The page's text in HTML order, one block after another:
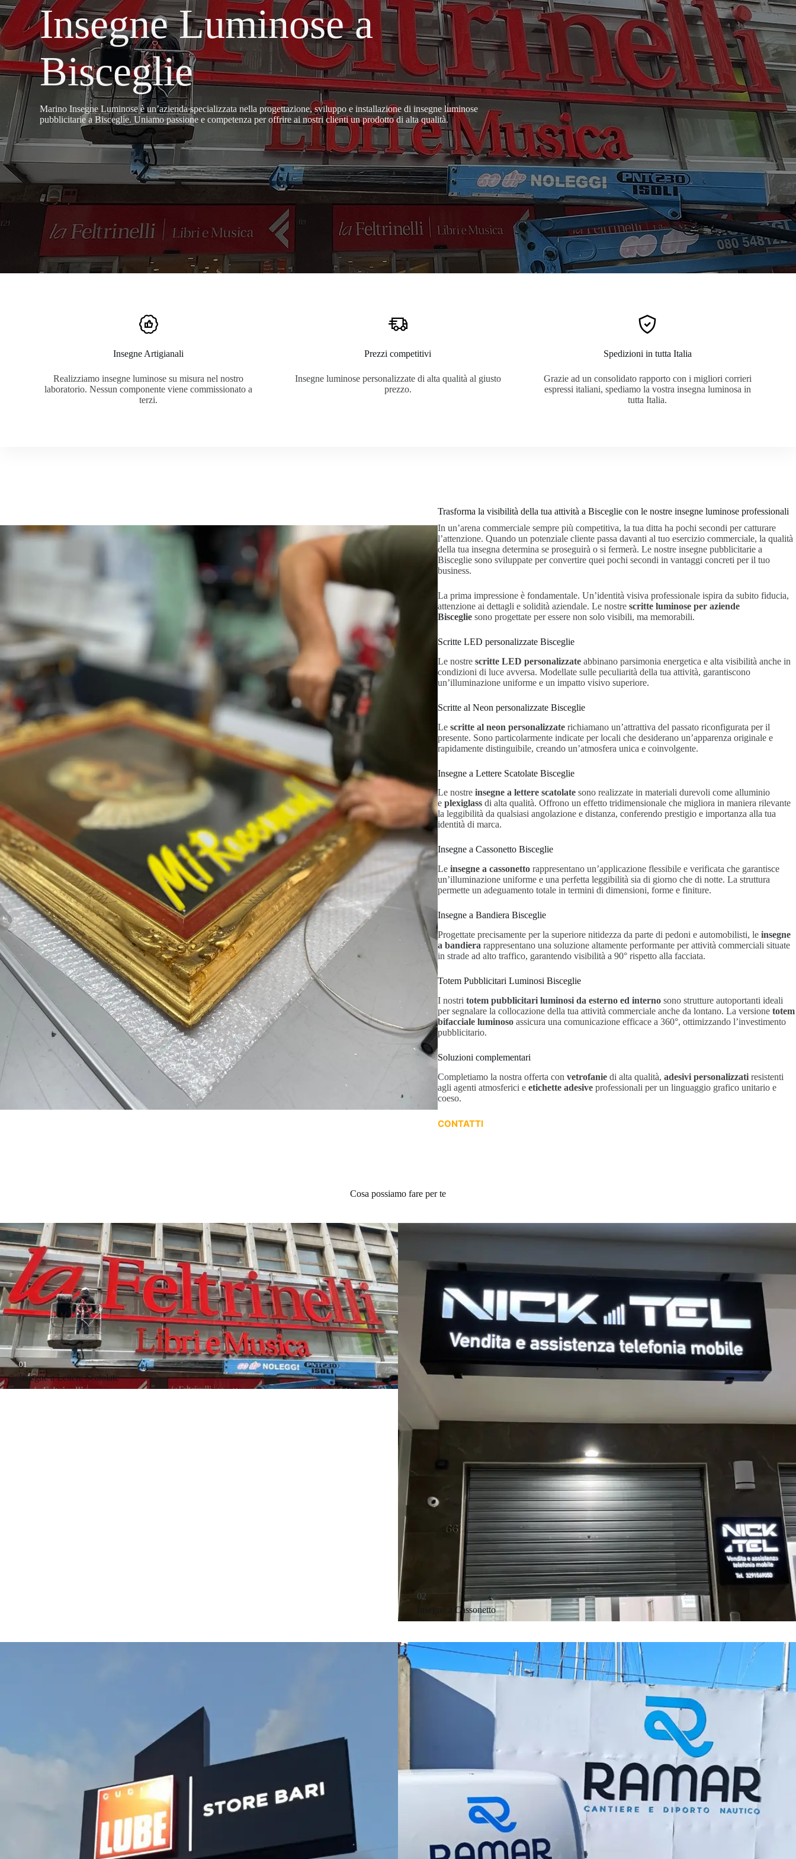
Insegne Luminose a
Bisceglie
Marino Insegne Luminose è un’azienda specializzata nella progettazione, sviluppo e installazione di insegne luminose
pubblicitarie a Bisceglie. Uniamo passione e competenza per offrire ai nostri clienti un prodotto di alta qualità.
Insegne Artigianali
Realizziamo insegne luminose su misura nel nostro
laboratorio. Nessun componente viene commissionato a
terzi.
Prezzi competitivi
Insegne luminose personalizzate di alta qualità al giusto
prezzo.
Spedizioni in tutta Italia
Grazie ad un consolidato rapporto con i migliori corrieri
espressi italiani, spediamo la vostra insegna luminosa in
tutta Italia.
Trasforma la visibilità della tua attività a Bisceglie con le nostre insegne luminose professionali
In un’arena commerciale sempre più competitiva, la tua ditta ha pochi secondi per catturare
l’attenzione. Quando un potenziale cliente passa davanti al tuo esercizio commerciale, la qualità
della tua insegna determina se proseguirà o si fermerà. Le nostre insegne pubblicitarie a
Bisceglie sono sviluppate per convertire quei pochi secondi in vantaggi concreti per il tuo
business.
La prima impressione è fondamentale. Un’identità visiva professionale ispira da subito fiducia,
attenzione ai dettagli e solidità aziendale. Le nostrescritte luminose per aziende
Bisceglie sono progettate per essere non solo visibili, ma memorabili.
Scritte LED personalizzate Bisceglie
Le nostrescritte LED personalizzate abbinano parsimonia energetica e alta visibilità anche in
condizioni di luce avversa. Modellate sulle peculiarità della tua attività, garantiscono
un’illuminazione uniforme e un impatto visivo superiore.
Scritte al Neon personalizzate Bisceglie
Lescritte al neon personalizzate richiamano un’attrattiva del passato riconfigurata per il
presente. Sono particolarmente indicate per locali che desiderano un’apparenza originale e
rapidamente distinguibile, creando un’atmosfera unica e coinvolgente.
Insegne a Lettere Scatolate Bisceglie
Le nostreinsegne a lettere scatolate sono realizzate in materiali durevoli come alluminio
eplexiglass di alta qualità. Offrono un effetto tridimensionale che migliora in maniera rilevante
la leggibilità da qualsiasi angolazione e distanza, conferendo prestigio e importanza alla tua
identità di marca.
Insegne a Cassonetto Bisceglie
Leinsegne a cassonetto rappresentano un’applicazione flessibile e verificata che garantisce
un’illuminazione uniforme e una perfetta leggibilità sia di giorno che di notte. La struttura
permette un adeguamento totale in termini di dimensioni, forme e finiture.
Insegne a Bandiera Bisceglie
Progettate precisamente per la superiore nitidezza da parte di pedoni e automobilisti, leinsegne
a bandiera rappresentano una soluzione altamente performante per attività commerciali situate
in strade ad alto traffico, garantendo visibilità a 90° rispetto alla facciata.
Totem Pubblicitari Luminosi Bisceglie
I nostritotem pubblicitari luminosi da esterno ed interno sono strutture autoportanti ideali
per segnalare la collocazione della tua attività commerciale anche da lontano. La versionetotem
bifacciale luminoso assicura una comunicazione efficace a 360°, ottimizzando l’investimento
pubblicitario.
Soluzioni complementari
Completiamo la nostra offerta convetrofanie di alta qualità,adesivi personalizzati resistenti
agli agenti atmosferici eetichette adesive professionali per un linguaggio grafico unitario e
coeso.
CONTATTI
Cosa possiamo fare per te
01
Insegne a Lettere Scatolate
02
Insegne a Cassonetto